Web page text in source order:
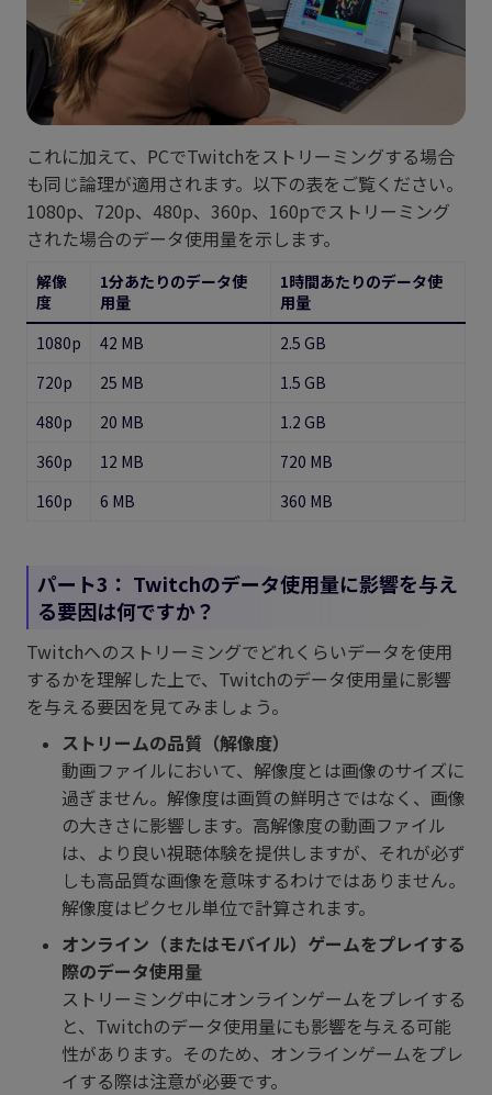
これに加えて、PCでTwitchをストリーミングする場合
も同じ論理が適用されます。以下の表をご覧ください。
1080p、720p、480p、360p、160pでストリーミング
された場合のデータ使用量を示します。
解像
度
1分あたりのデータ使
用量
1時間あたりのデータ使
用量
1080p
42 MB
2.5 GB
720p
25 MB
1.5 GB
480p
20 MB
1.2 GB
360p
12 MB
720 MB
160p
6 MB 360 MB
パート3： Twitchのデータ使用量に影響を与え
る要因は何ですか？
Twitchへのストリーミングでどれくらいデータを使用
するかを理解した上で、Twitchのデータ使用量に影響
を与える要因を見てみましょう。
ストリームの品質（解像度）
動画ファイルにおいて、解像度とは画像のサイズに
過ぎません。解像度は画質の鮮明さではなく、画像
の大きさに影響します。高解像度の動画ファイル
は、より良い視聴体験を提供しますが、それが必ず
しも高品質な画像を意味するわけではありません。
解像度はピクセル単位で計算されます。
オンライン（またはモバイル）ゲームをプレイする
際のデータ使用量
ストリーミング中にオンラインゲームをプレイする
と、Twitchのデータ使用量にも影響を与える可能
性があります。そのため、オンラインゲームをプレ
イする際は注意が必要です。